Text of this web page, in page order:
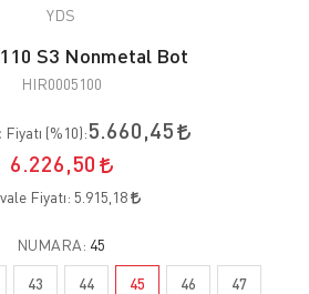
YDS
S3 Nonmetal Bot
HIR0005100
(%10):5.660,45
6.226,50
Fiyatı: 5.915,18
NUMARA: 45
43 44 45 46 47